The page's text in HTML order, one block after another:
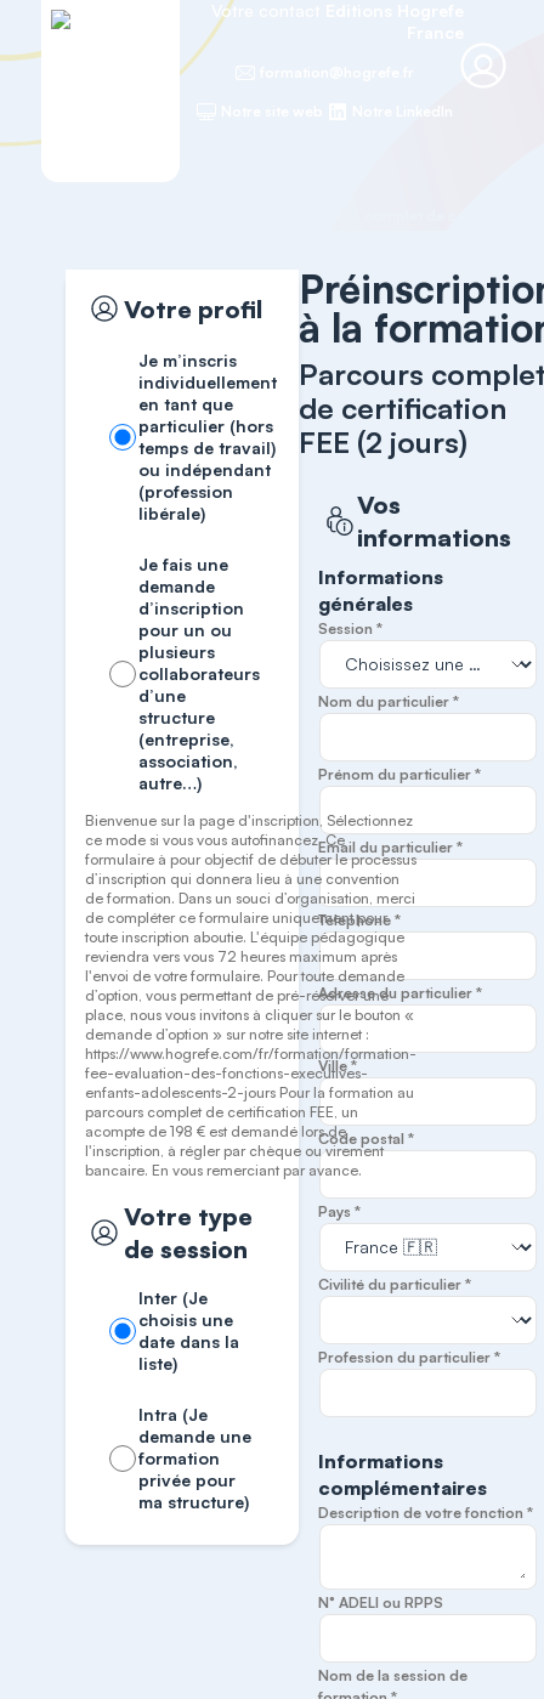
Votre contact
Votre profil
Je m’inscris
individuellement
en tant que
particulier (hors
temps de travail)
ou indépendant
(profession
libérale)
Je fais une
demande
d’inscription
pour un ou
plusieurs
collaborateurs
d’une
structure
(entreprise,
association,
autre…)
Bienvenue sur la page d'inscription, Sélectionnez
ce mode si vous vous autofinancez. Ce
formulaire à pour objectif de débuter le processus
d’inscription qui donnera lieu à une convention
de formation. Dans un souci d’organisation, merci
de compléter ce formulaire uniquement pour
toute inscription aboutie. L'équipe pédagogique
reviendra vers vous 72 heures maximum après
l'envoi de votre formulaire. Pour toute demande
d’option, vous permettant de pré-réserver une
place, nous vous invitons à cliquer sur le bouton «
demande d’option » sur notre site internet :
https://www.hogrefe.com/fr/formation/formation-
fee-evaluation-des-fonctions-executives-
enfants-adolescents-2-jours Pour la formation au
parcours complet de certification FEE, un
acompte de 198 € est demandé lors de
l'inscription, à régler par chèque ou virement
bancaire. En vous remerciant par avance.
Votre type
de session
Inter (Je
choisis une
date dans la
liste)
Intra (Je
demande une
formation
privée pour
ma structure)
à la
Parcours
de certification
FEE (2 jours)
Vos
informations
Informations
générales
Session *
Nom du particulier *
Prénom du particulier *
Email du particulier *
Téléphone *
Adresse du particulier *
Ville *
Code postal *
Pays *
Civilité du particulier *
Profession du particulier *
Informations
complémentaires
Description de votre fonction *
N° ADELI ou RPPS
Nom de la session de